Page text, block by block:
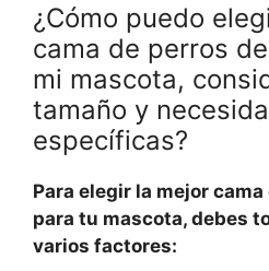
¿Cómo puedo
cama de perros
mi mascota,
tamaño y
específicas?
Para elegir la mejor
para tu mascota, debes
varios factores: